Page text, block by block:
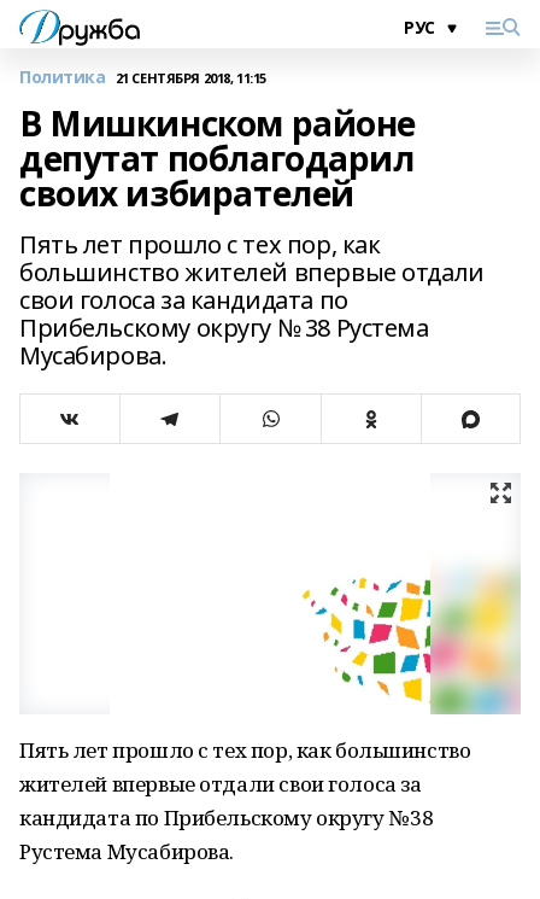
Политика 21 СЕНТЯБРЯ 2018, 11:15
В Мишкинском районе
депутат поблагодарил
своих избирателей
Пять лет прошло с тех пор, как
большинство жителей впервые отдали
свои голоса за кандидата по
Прибельскому округу № 38 Рустема
Мусабирова.
Пять лет прошло с тех пор, как большинство
жителей впервые отдали свои голоса за
кандидата по Прибельскому округу № 38
Рустема Мусабирова.